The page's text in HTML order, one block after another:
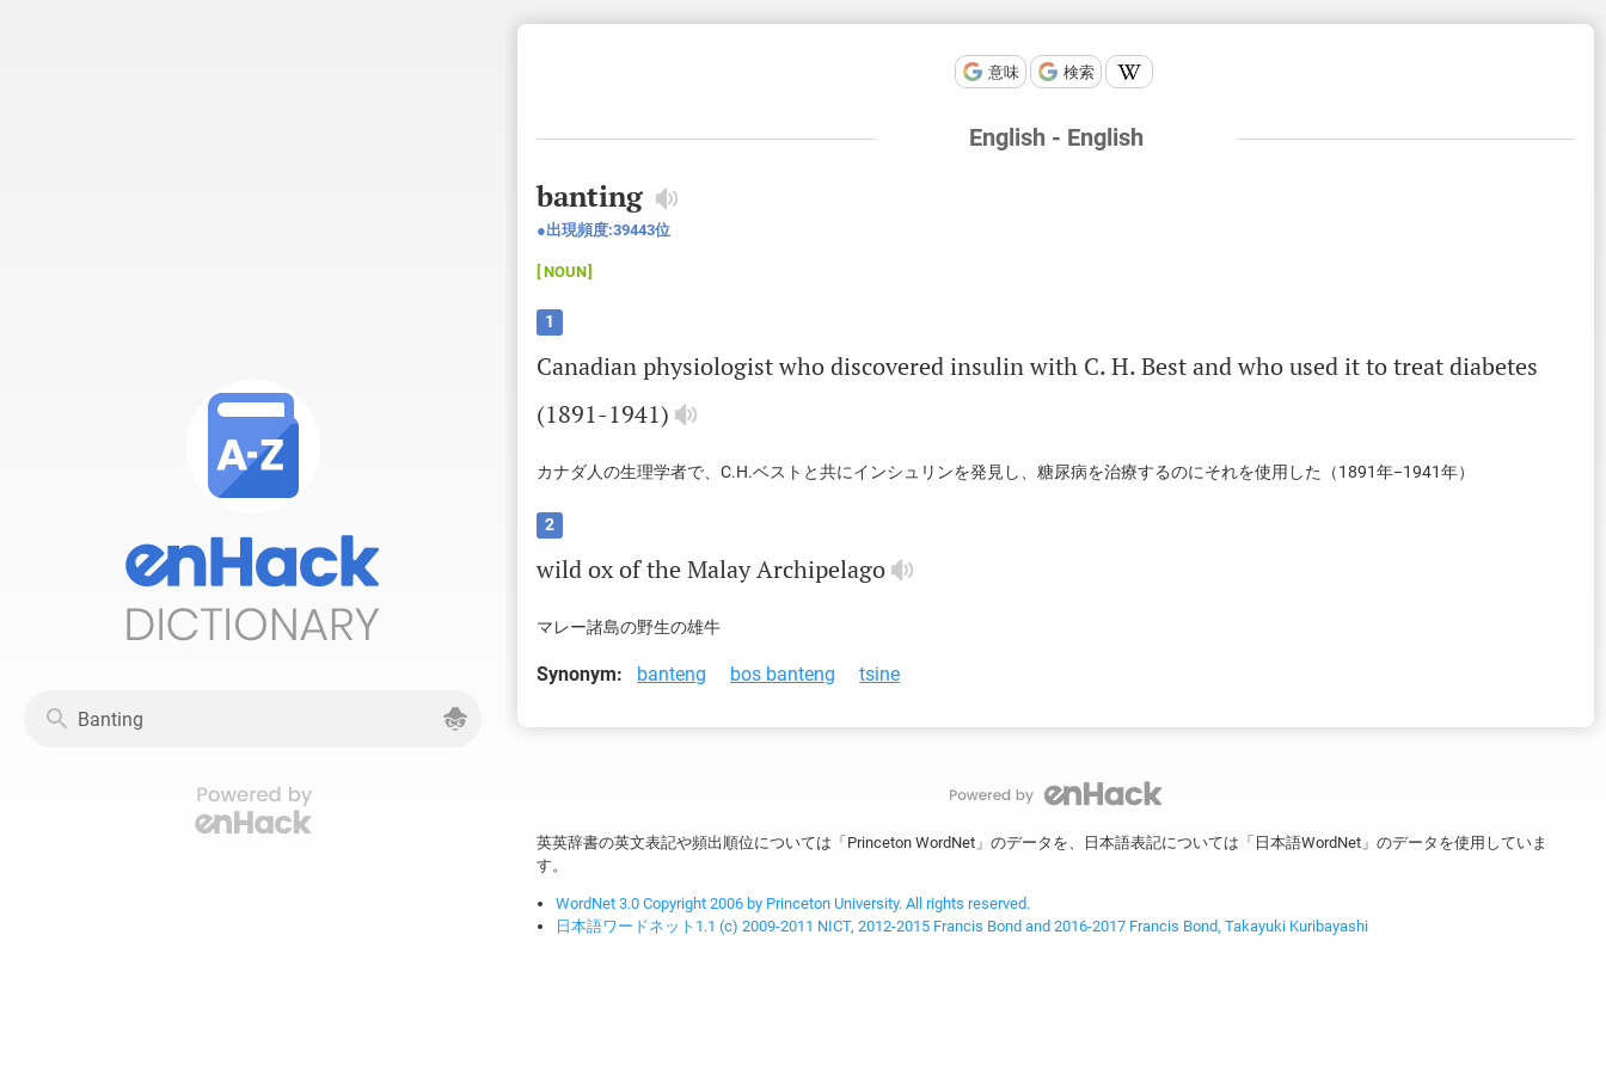
意味 検索
English - English
banting
出現頻度:39443位
NOUN
1
Canadianphysiologistwhodiscovered insulinwith C.H.Bestandwhoused ittotreatdiabetes
(1891-1941)
カナダ人の生理学者で、C.H.ベストと共にインシュリンを発見し、糖尿病を治療するのにそれを使用した（1891年−1941年）
2
wildoxofthe MalayArchipelago
マレー諸島の野生の雄牛
Synonym: banteng bos banteng tsine
英英辞書の英文表記や頻出順位については「Princeton WordNet」のデータを、日本語表記については「日本語WordNet」のデータを使用していま
す。
WordNet 3.0 Copyright 2006 by Princeton University. All rights reserved.
日本語ワードネット1.1 (c) 2009-2011 NICT, 2012-2015 Francis Bond and 2016-2017 Francis Bond, Takayuki Kuribayashi